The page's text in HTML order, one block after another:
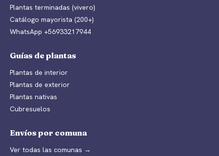
Plantas terminadas (vivero)
Catálogo mayorista (200+)
WhatsApp +56933217944
Guías de plantas
Plantas de interior
Plantas de exterior
Plantas nativas
Cubresuelos
Envíos por comuna
Ver todas las comunas →